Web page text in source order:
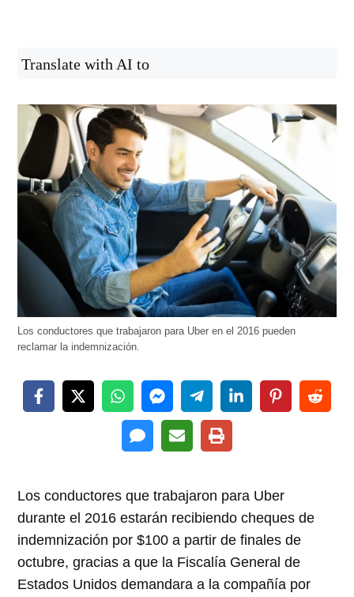
Translate with AI to
Los conductores que trabajaron para Uber en el 2016 pueden
reclamar la indemnización.
Los conductores que trabajaron para Uber
durante el 2016 estarán recibiendo cheques de
indemnización por $100 a partir de finales de
octubre, gracias a que la Fiscalía General de
Estados Unidos demandara a la compañía por